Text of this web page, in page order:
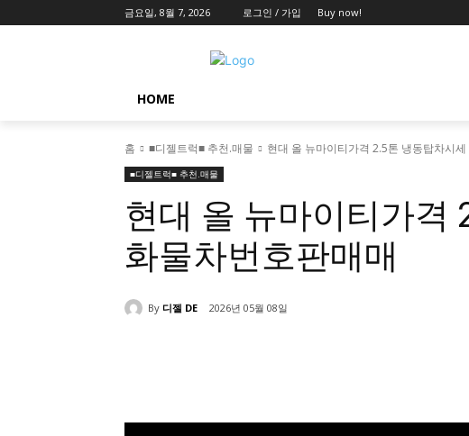
금요일, 8월 7, 2026 로그인 / 가입 Buy now!
HOME
홈 ■디젤트럭■ 추천.매물 현대 올 뉴마이티가격 2.5톤 냉동탑차시
■디젤트럭■ 추천.매물
현대 올 뉴마이티가격
화물차번호판매매
By 디젤 DE 2026년 05월 08일